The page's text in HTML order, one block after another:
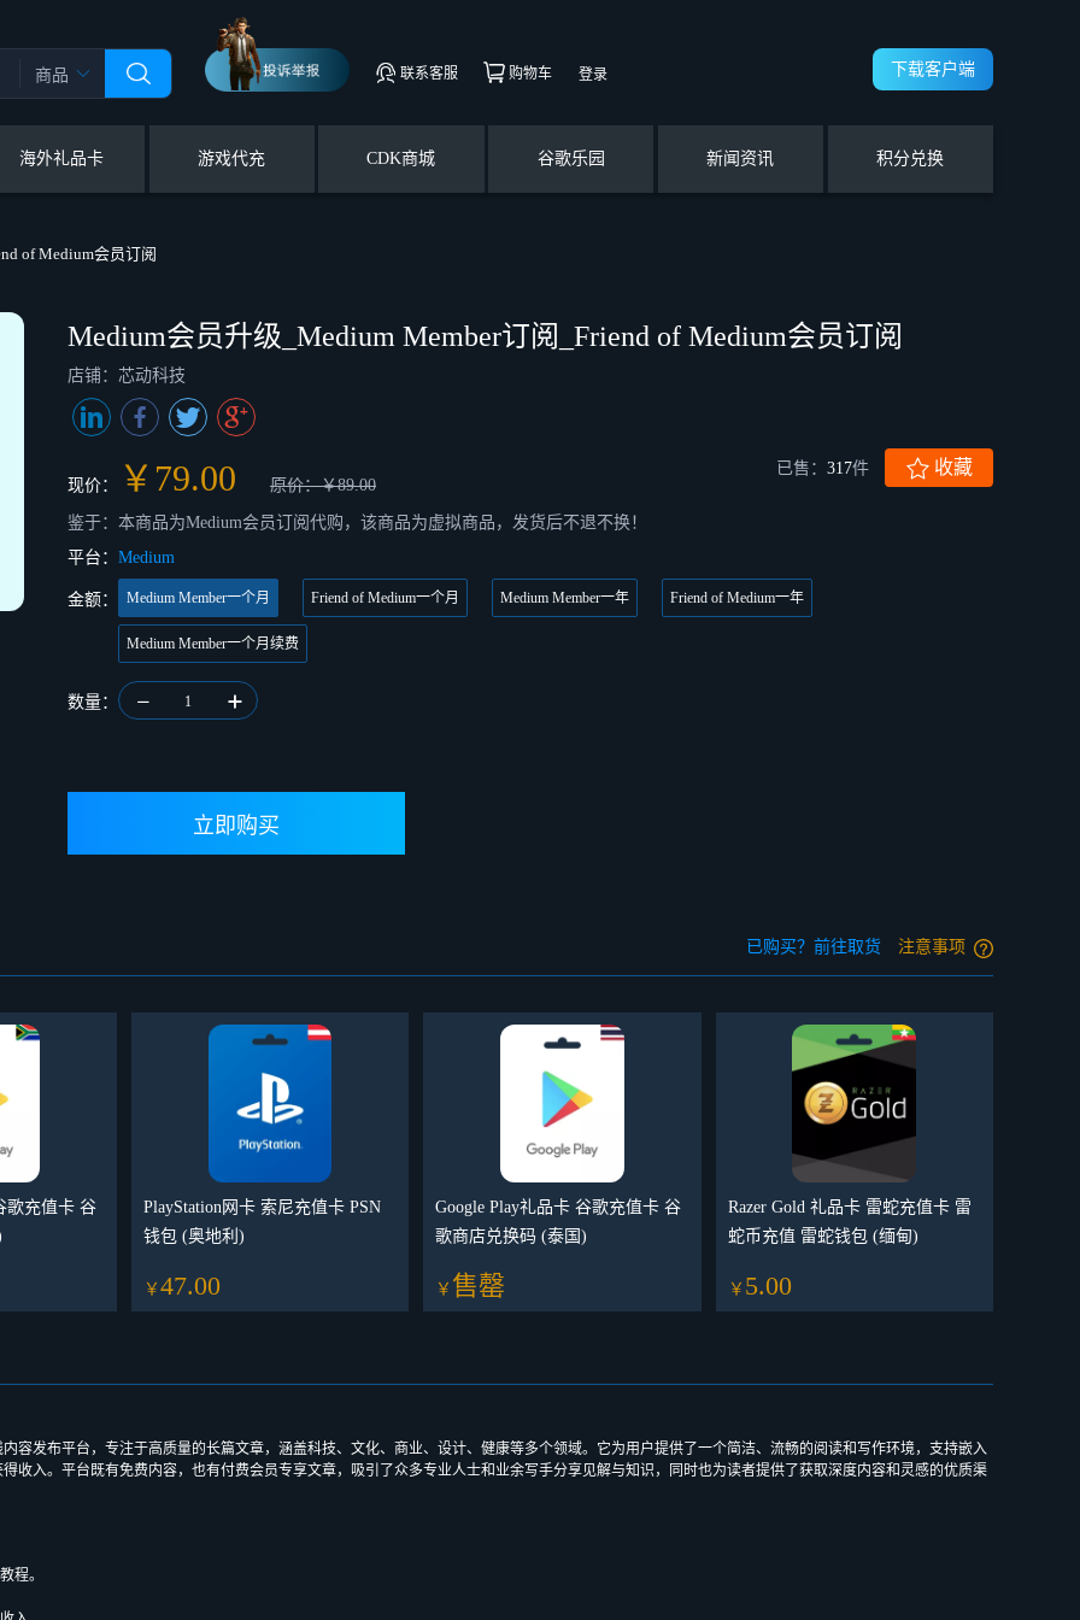
商品 联系客服 购物车 登录 下载客户端
海外礼品卡 游戏代充 CDK商城 谷歌乐园 新闻资讯 积分兑换
of Medium会员订阅
Medium会员升级_Medium Member订阅_Friend of Medium会员订阅
店铺：芯动科技
现价： ￥79.00 原价：￥89.00
已售： 317件 收藏
鉴于：本商品为Medium会员订阅代购，该商品为虚拟商品，发货后不退不换！
平台： Medium
金额： Medium Member一个月 Friend of Medium一个月 Medium Member一年 Friend of Medium一年
Medium Member一个月续费
数量： 1
已购买？前往取货 注意事项
歌充值卡 谷
PlayStation网卡 索尼充值卡 PSN
钱包 (奥地利)
￥ 47.00
Google Play礼品卡 谷歌充值卡 谷
歌商店兑换码 (泰国)
￥ 售罄
Razer Gold 礼品卡 雷蛇充值卡 雷
蛇币充值 雷蛇钱包 (缅甸)
￥ 5.00
内容发布平台，专注于高质量的长篇文章，涵盖科技、文化、商业、设计、健康等多个领域。它为用户提供了一个简洁、流畅的阅读和写作环境，支持嵌入
得收入。平台既有免费内容，也有付费会员专享文章，吸引了众多专业人士和业余写手分享见解与知识，同时也为读者提供了获取深度内容和灵感的优质渠
程。